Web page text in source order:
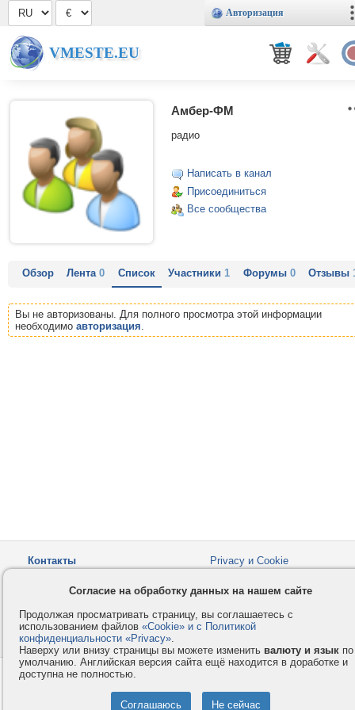
Авторизация
VMESTE.EU
Амбер-ФМ
радио
Написать в канал
Присоединиться
Все сообщества
Обзор Лента0 Список Участники1 Форумы 0 Отзывы
Вы не авторизованы. Для полного просмотра этой информации
необходимо авторизация.
Контакты
Privacy и Cookie
Как оплатить
Форумы
© 2008-2026VMESTE.EU
Согласие на обработку данных на нашем сайте
Продолжая просматривать страницу, вы соглашаетесь с
использованием файлов «Cookie» и с Политикой
конфиденциальности «Privacy».
Наверху или внизу страницы вы можете изменить валюту и язык по
умолчанию. Английская версия сайта ещё находится в доработке и
доступна не полностью.